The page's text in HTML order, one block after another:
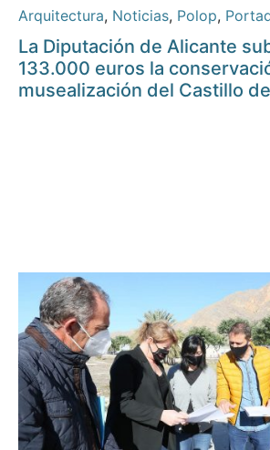
Arquitectura, Noticias, Polop,
La Diputación de Alicante
133.000 euros la
musealización del Castillo